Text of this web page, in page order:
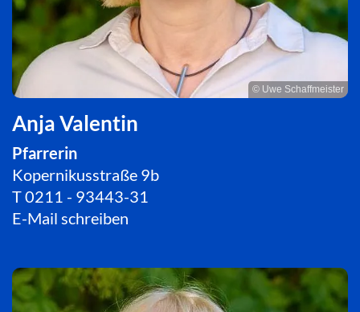
© Uwe Schaffmeister
Anja Valentin
Pfarrerin
Kopernikusstraße 9b
T0211 - 93443-31
E-Mail schreiben